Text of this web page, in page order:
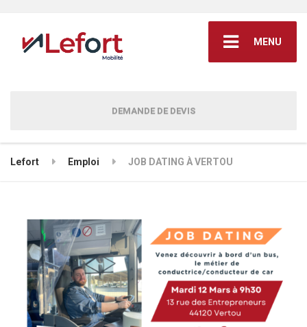
MENU
DEMANDE DE DEVIS
Lefort Emploi JOB DATING À VERTOU